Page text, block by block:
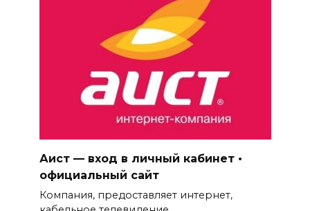
Аист — вход в личный кабинет •
официальный сайт
Компания, предоставляет интернет,